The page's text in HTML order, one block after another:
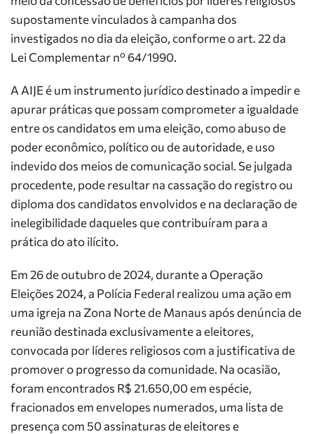
supostamente vinculados à campanha dos
investigados no dia da eleição, conforme o art. 22 da
Lei Complementar nº 64/1990.
A AIJE é um instrumento jurídico destinado a impedir e
apurar práticas que possam comprometer a igualdade
entre os candidatos em uma eleição, como abuso de
poder econômico, político ou de autoridade, e uso
indevido dos meios de comunicação social. Se julgada
procedente, pode resultar na cassação do registro ou
diploma dos candidatos envolvidos e na declaração de
inelegibilidade daqueles que contribuíram para a
prática do ato ilícito.
Em 26 de outubro de 2024, durante a Operação
Eleições 2024, a Polícia Federal realizou uma ação em
uma igreja na Zona Norte de Manaus após denúncia de
reunião destinada exclusivamente a eleitores,
convocada por líderes religiosos com a justificativa de
promover o progresso da comunidade. Na ocasião,
foram encontrados R$ 21.650,00 em espécie,
fracionados em envelopes numerados, uma lista de
presença com 50 assinaturas de eleitores e